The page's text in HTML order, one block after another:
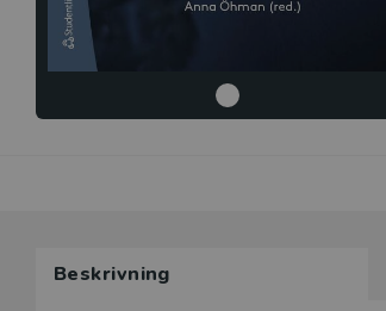
Beskrivning